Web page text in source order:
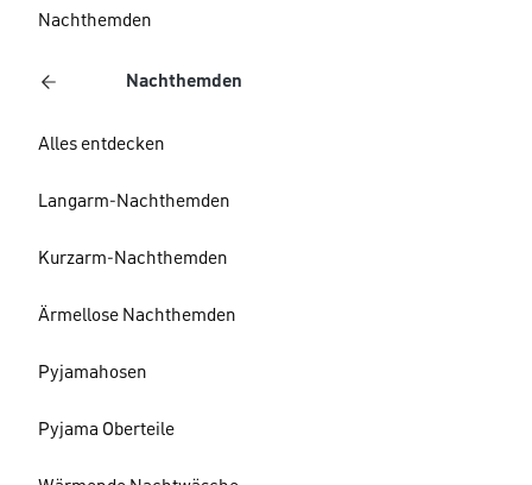
Nachthemden
Nachthemden
Alles entdecken
Langarm-Nachthemden
Kurzarm-Nachthemden
Ärmellose Nachthemden
Pyjamahosen
Pyjama Oberteile